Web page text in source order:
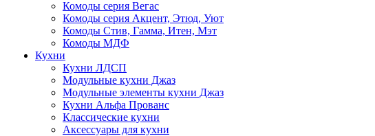
Комоды серия Вегас
Комоды серия Акцент, Этюд, Уют
Комоды Стив, Гамма, Итен, Мэт
Комоды МДФ
Кухни
Кухни ЛДСП
Модульные кухни Джаз
Модульные элементы кухни Джаз
Кухни Альфа Прованс
Классические кухни
Аксессуары для кухни